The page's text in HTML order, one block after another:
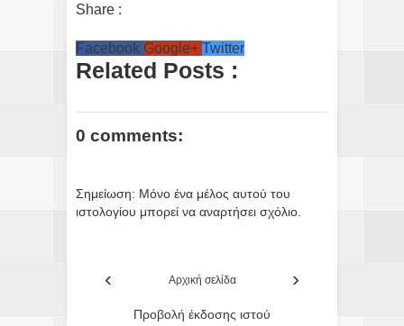
Share :
Facebook Google+ Twitter
Related Posts :
0 comments:
Σημείωση: Μόνο ένα μέλος αυτού του
ιστολογίου μπορεί να αναρτήσει σχόλιο.
‹ ›
Αρχική σελίδα
Προβολή έκδοσης ιστού